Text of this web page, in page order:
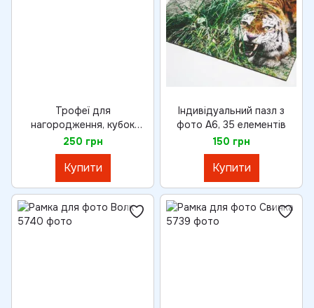
Трофеї для
нагородження, кубок
Полум'я
250 грн
Купити
Індивідуальний пазл з
фото A6, 35 елементів
150 грн
Купити